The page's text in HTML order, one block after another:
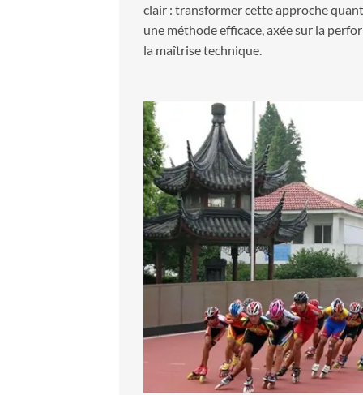
clair : transformer cette approche
une méthode efficace, axée sur la
la maîtrise technique.